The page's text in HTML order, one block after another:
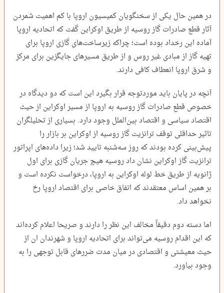
در همین حال یکی از سخنگویان کمیسیون اروپا با کم اهمیت شمردن
آثار قطع صادرات گاز روسیه از طریق اوکراین گفت که اتحادیه اروپا
آماده این رخداد بوده است؛ چراکه زیرساخت‌های گازی اروپا برای
تهیه گاز از مبادی غیر روس و از طریق مسیرهای جایگزین برای مرکز
و شرق اروپا انعطاف کافی دارند.
آنچه در پایان باید موردتوجه قرار بگیرد این است که دو دیدگاه در
خصوص قطع صادرات گاز روسیه به اروپا از مسیر اوکراین از حیث
اقتصاد سیاسی و اقتصاد بین‌الملل وجود دارد. بسیاری از تحلیلگران
تاثیر حداقلی توقف ترانزیت گاز روسیه از اوکراین بر بازار را
پیش‌بینی کرده بودند که روز سه‌شنبه تایید شد؛ زیرا داده‌های اپراتور
ترانزیت گاز اوکراین نشان داد روسیه هیچ جریان گازی برای اول
ژانویه از طریق خط لوله اوکراین به اروپا، درخواست نکرده است و
بر همین اساس معتقدند که اتفاق خاصی برای اقتصاد اروپا رخ
نخواهد داد.
اما دسته دوم دقیقاً مخالف این نظر را دارند و صریحا اعلام کرده‌اند
که این اقدام روسیه می‌تواند برای اتحادیه اروپا و شهرندان ان از
حیث معیشتی و اقتصادی در میان مدت ضررهای قابل توجهی را به
وجود بیاورد.